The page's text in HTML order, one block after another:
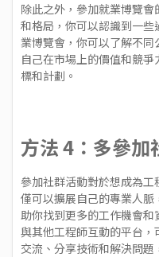
除此之外，參加就業博覽
和格局，你可以認識到一
業博覽會，你可以了解不
自己在市場上的價值和競
標和計劃。
方法 4：多參加
參加社群活動對於想成為
僅可以擴展自己的專業人
助你找到更多的工作機會
與其他工程師互動的平台
交流、分享技術和解決問題